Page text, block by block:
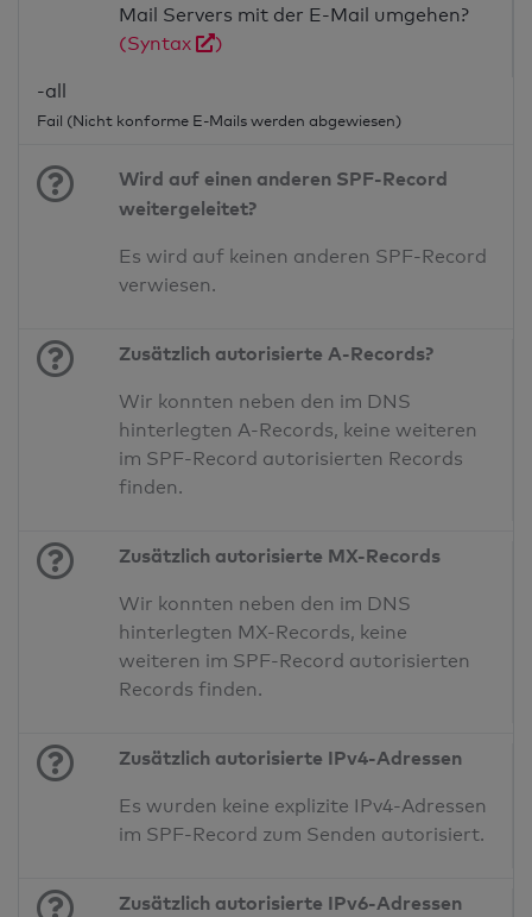
Mail Servers mit der E-Mail umgehen?
(Syntax
)
-all
Fail (Nicht konforme E-Mails werden abgewiesen)
Wird auf einen anderen SPF-Record
weitergeleitet?
Es wird auf keinen anderen SPF-Record
verwiesen.
Zusätzlich autorisierte A-Records?
Wir konnten neben den im DNS
hinterlegten A-Records, keine weiteren
im SPF-Record autorisierten Records
finden.
Zusätzlich autorisierte MX-Records
Wir konnten neben den im DNS
hinterlegten MX-Records, keine
weiteren im SPF-Record autorisierten
Records finden.
Zusätzlich autorisierte IPv4-Adressen
Es wurden keine explizite IPv4-Adressen
im SPF-Record zum Senden autorisiert.
Zusätzlich autorisierte IPv6-Adressen